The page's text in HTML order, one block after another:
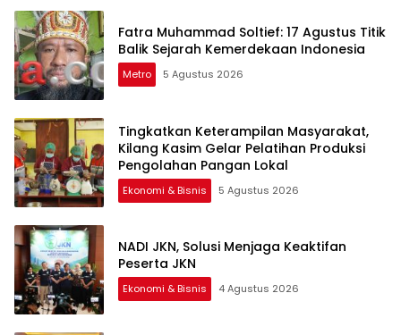
Fatra Muhammad Soltief: 17 Agustus Titik
Balik Sejarah Kemerdekaan Indonesia
Metro 5 Agustus 2026
Tingkatkan Keterampilan Masyarakat,
Kilang Kasim Gelar Pelatihan Produksi
Pengolahan Pangan Lokal
Ekonomi & Bisnis 5 Agustus 2026
NADI JKN, Solusi Menjaga Keaktifan
Peserta JKN
Ekonomi & Bisnis 4 Agustus 2026